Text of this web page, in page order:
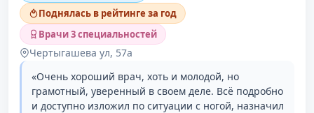
Поднялась в рейтинге за год
Врачи 3 специальностей
Чертыгашева ул, 57а
«Очень хороший врач, хоть и молодой, но
грамотный, уверенный в своем деле. Всё подробно
и доступно изложил по ситуации с ногой, назначил